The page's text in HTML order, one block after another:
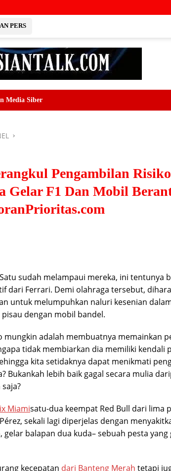
PERS
Media Siber
Pengambilan
Gelar F1 Dan Mobil
sudah melampaui mereka, ini tentunya
dari Ferrari. Demi olahraga tersebut,
untuk melumpuhkan naluri kesenian
dengan mobil bandel.
mungkin adalah membuatnya memainkan
tidak membiarkan dia memiliki kendali
kita setidaknya dapat menikmati
Bukankah lebih baik gagal secara mulia
Miamisatu-dua keempat Red Bull dari lima
sekali lagi diperjelas dengan
balapan dua kuda– sebuah pesta yang
kecepatan dari Banteng Merah tetapi